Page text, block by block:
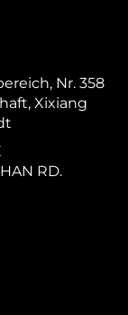
Nr. 358
Xixiang
RD.